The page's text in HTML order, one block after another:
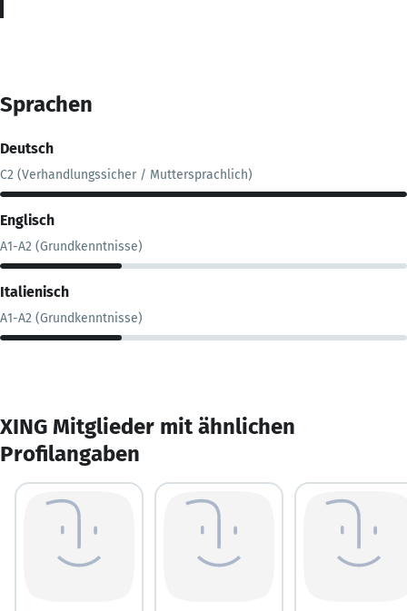
Sprachen
Deutsch
C2 (Verhandlungssicher / Muttersprachlich)
Englisch
A1-A2 (Grundkenntnisse)
Italienisch
A1-A2 (Grundkenntnisse)
XING Mitglieder mit ähnlichen
Profilangaben